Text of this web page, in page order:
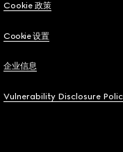
Cookie 政策
Cookie 设置
企业信息
Vulnerability Disclosure